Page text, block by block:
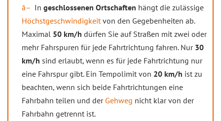
In geschlossenen Ortschaften hängt die zulässige
Höchstgeschwindigkeit von den Gegebenheiten ab.
Maximal 50 km/h dürfen Sie auf Straßen mit zwei oder
mehr Fahrspuren für jede Fahrtrichtung fahren. Nur 30
km/h sind erlaubt, wenn es für jede Fahrtrichtung nur
eine Fahrspur gibt. Ein Tempolimit von 20 km/h ist zu
beachten, wenn sich beide Fahrtrichtungen eine
Fahrbahn teilen und der Gehweg nicht klar von der
Fahrbahn getrennt ist.